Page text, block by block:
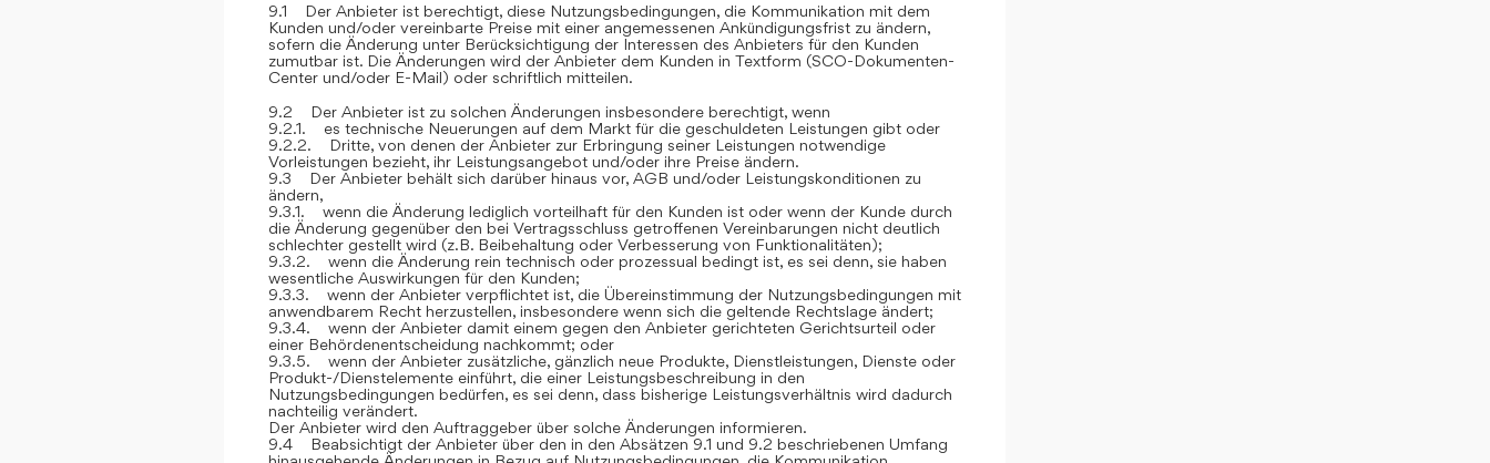
9.1 Der Anbieter ist berechtigt, diese Nutzungsbedingungen, die Kommunikation mit dem
Kunden und/oder vereinbarte Preise mit einer angemessenen Ankündigungsfrist zu ändern,
sofern die Änderung unter Berücksichtigung der Interessen des Anbieters für den Kunden
zumutbar ist. Die Änderungen wird der Anbieter dem Kunden in Textform (SCO-Dokumenten-
Center und/oder E-Mail) oder schriftlich mitteilen.
9.2 Der Anbieter ist zu solchen Änderungen insbesondere berechtigt, wenn
9.2.1. es technische Neuerungen auf dem Markt für die geschuldeten Leistungen gibt oder
9.2.2. Dritte, von denen der Anbieter zur Erbringung seiner Leistungen notwendige
Vorleistungen bezieht, ihr Leistungsangebot und/oder ihre Preise ändern.
9.3 Der Anbieter behält sich darüber hinaus vor, AGB und/oder Leistungskonditionen zu
ändern,
9.3.1. wenn die Änderung lediglich vorteilhaft für den Kunden ist oder wenn der Kunde durch
die Änderung gegenüber den bei Vertragsschluss getroffenen Vereinbarungen nicht deutlich
schlechter gestellt wird (z.B. Beibehaltung oder Verbesserung von Funktionalitäten);
9.3.2. wenn die Änderung rein technisch oder prozessual bedingt ist, es sei denn, sie haben
wesentliche Auswirkungen für den Kunden;
9.3.3. wenn der Anbieter verpflichtet ist, die Übereinstimmung der Nutzungsbedingungen mit
anwendbarem Recht herzustellen, insbesondere wenn sich die geltende Rechtslage ändert;
9.3.4. wenn der Anbieter damit einem gegen den Anbieter gerichteten Gerichtsurteil oder
einer Behördenentscheidung nachkommt; oder
9.3.5. wenn der Anbieter zusätzliche, gänzlich neue Produkte, Dienstleistungen, Dienste oder
Produkt-/Dienstelemente einführt, die einer Leistungsbeschreibung in den
Nutzungsbedingungen bedürfen, es sei denn, dass bisherige Leistungsverhältnis wird dadurch
nachteilig verändert.
Der Anbieter wird den Auftraggeber über solche Änderungen informieren.
9.4 Beabsichtigt der Anbieter über den in den Absätzen 9.1 und 9.2 beschriebenen Umfang